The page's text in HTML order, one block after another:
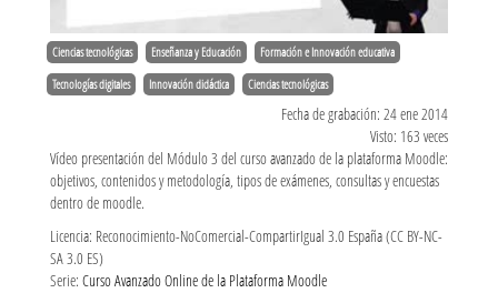
Ciencias tecnológicas Enseñanza y Educación Formación e Innovación educativa
Tecnologías digitales Innovación didáctica Ciencias tecnológicas
Fecha de grabación: 24 ene 2014
Visto: 163 veces
Vídeo presentación del Módulo 3 del curso avanzado de la plataforma Moodle:
objetivos, contenidos y metodología, tipos de exámenes, consultas y encuestas
dentro de moodle.
Licencia: Reconocimiento-NoComercial-CompartirIgual 3.0 España (CC BY-NC-
SA 3.0 ES)
Serie: Curso Avanzado Online de la Plataforma Moodle